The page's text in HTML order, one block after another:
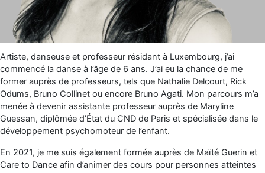
Artiste, danseuse et professeur résidant à Luxembourg, j’ai
commencé la danse à l’âge de 6 ans. J’ai eu la chance de me
former auprès de professeurs, tels que Nathalie Delcourt, Rick
Odums, Bruno Collinet ou encore Bruno Agati. Mon parcours m’a
menée à devenir assistante professeur auprès de Maryline
Guessan, diplômée d’État du CND de Paris et spécialisée dans le
développement psychomoteur de l’enfant.
En 2021, je me suis également formée auprès de Maïté Guerin et
Care to Dance afin d’animer des cours pour personnes atteintes